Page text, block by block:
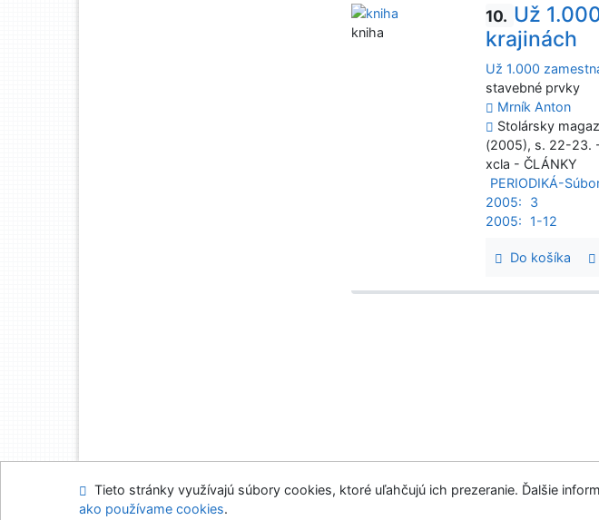
10. Už
krajinách
Už 1.000
stavebné prvky
Mrník Anton
Stolársky
(2005), s. 22-23.
xcla - ČLÁNKY
PERIODIKÁ-
2005:
3
2005:
1-12
Do košíka
kniha
Mapa stránok Prístupnosť Súkromie
Modul
Tieto stránky využívajú súbory cookies, ktoré uľahčujú ich prezeranie. Ďalšie
ako používame cookies.